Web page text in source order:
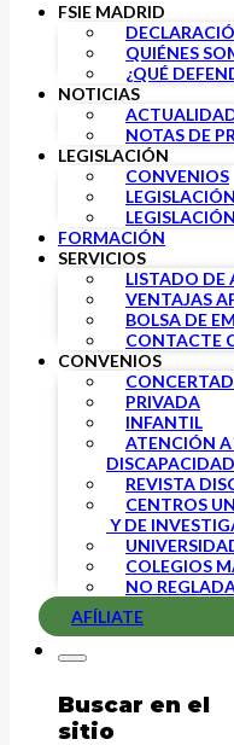
FSIE MADRID
QUIÉNES
¿QUÉ
NOTICIAS
NOTAS DE
LEGISLACIÓN
CONVENIOS
FORMACIÓN
SERVICIOS
LISTADO DE
VENTAJAS
BOLSA DE
CONTACTE
CONVENIOS
PRIVADA
INFANTIL
ATENCIÓN A
DISCAPACIDAD
REVISTA
CENTROS
Y DE
COLEGIOS
NO
AFÍLIATE
Buscar en el
sitio
FSIE organiza
será ‘Espacios